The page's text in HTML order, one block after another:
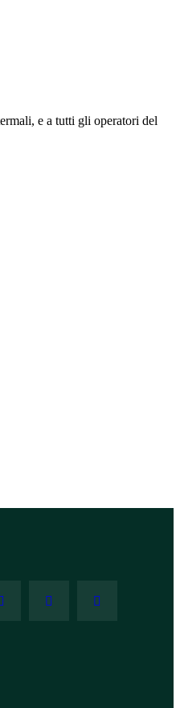
e a tutti gli operatori del